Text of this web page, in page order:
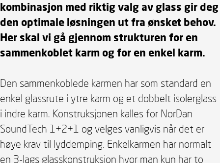
kombinasjon med riktig valg av glass gir deg
den optimale løsningen ut fra ønsket behov.
Her skal vi gå gjennom strukturen for en
sammenkoblet karm og for en enkel karm.
Den sammenkoblede karmen har som standard en
enkel glassrute i ytre karm og et dobbelt isolerglass
i indre karm. Konstruksjonen kalles for NorDan
SoundTech 1+2+1 og velges vanligvis når det er
høye krav til lyddemping. Enkelkarmen har normalt
en 3-lags glasskonstruksjon hvor man kun har to